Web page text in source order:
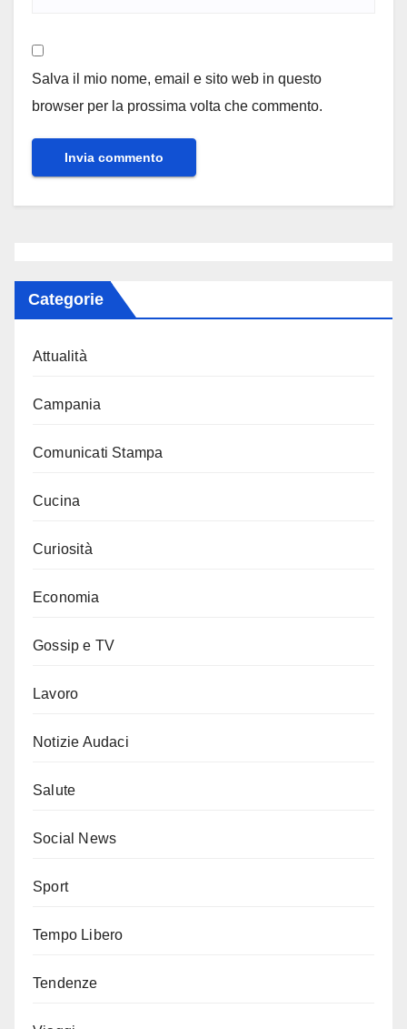
Salva il mio nome, email e sito web in questo
browser per la prossima volta che commento.
Categorie
Attualità
Campania
Comunicati Stampa
Cucina
Curiosità
Economia
Gossip e TV
Lavoro
Notizie Audaci
Salute
Social News
Sport
Tempo Libero
Tendenze